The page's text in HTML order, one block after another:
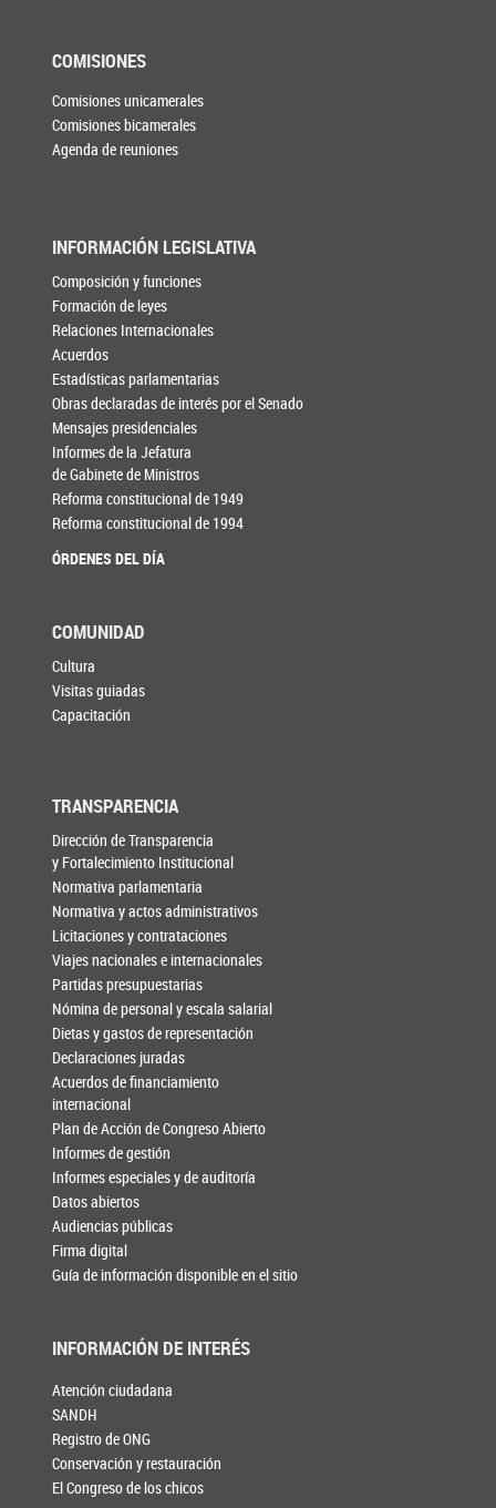
COMISIONES
Comisiones unicamerales
Comisiones bicamerales
Agenda de reuniones
INFORMACIÓN LEGISLATIVA
Composición y funciones
Formación de leyes
Relaciones Internacionales
Acuerdos
Estadísticas parlamentarias
Obras declaradas de interés por el Senado
Mensajes presidenciales
Informes de la Jefatura
de Gabinete de Ministros
Reforma constitucional de 1949
Reforma constitucional de 1994
ÓRDENES DEL DÍA
COMUNIDAD
Cultura
Visitas guiadas
Capacitación
TRANSPARENCIA
Dirección de Transparencia
y Fortalecimiento Institucional
Normativa parlamentaria
Normativa y actos administrativos
Licitaciones y contrataciones
Viajes nacionales e internacionales
Partidas presupuestarias
Nómina de personal y escala salarial
Dietas y gastos de representación
Declaraciones juradas
Acuerdos de financiamiento
internacional
Plan de Acción de Congreso Abierto
Informes de gestión
Informes especiales y de auditoría
Datos abiertos
Audiencias públicas
Firma digital
Guía de información disponible en el sitio
INFORMACIÓN DE INTERÉS
Atención ciudadana
SANDH
Registro de ONG
Conservación y restauración
El Congreso de los chicos